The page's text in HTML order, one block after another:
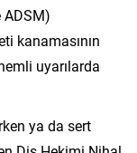
ADSM)
kanamasının
uyarılarda
ya da sert